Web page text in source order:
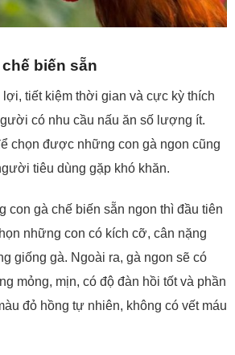
biến sẵn
tiết kiệm thời gian và cực kỳ thích
có nhu cầu nấu ăn số lượng ít.
chọn được những con gà ngon cũng
tiêu dùng gặp khó khăn.
gà chế biến sẵn ngon thì đầu tiên
những con có kích cỡ, cân nặng
giống gà. Ngoài ra, gà ngon sẽ có
mỏng, mịn, có độ đàn hồi tốt và phần
đỏ hồng tự nhiên, không có vết máu